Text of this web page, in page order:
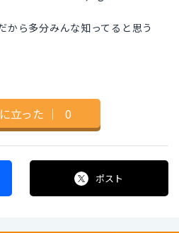
から多分みんな知ってると思う
立った ｜ 0
ポスト